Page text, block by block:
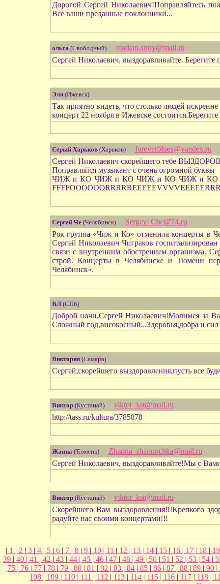
Дорогой Сергей Николаевич!Поправляйтесь
Все ваши преданные поклонники...
ольга(Свободный)
madam.stroy@mail.ru
Сергей Николаевич, выздоравливайте. Берегите
Эля(Ижевск)
Так приятно видеть, что столько людей
концерт 22 ноября в Ижевске
Серый Харьков(Харьков)
foreverblues@yandex.ru
Сергей Николаевич скорейшего тебе
Поправляйся музыкант с очень огромной буквы
ЧИЖ и КО ЧИЖ и КО ЧИЖ и КО ЧИЖ и
Сергей Че(Челябинск)
Sergey_Che@74.ru
Рок-группа «Чиж и Ко» отменила концерты в
Сергей Николаевич Чиграков
связи с внутренним обострением организма.
строй. Концерты в Челябинске и Тюмени
Челябинск».
ВЛ(СПб)
Доброй ночи,Сергей Николаевич!Молимся за
Сложный год,високосный...Здоровья,добра и
Виктория(Самара)
Сергей,скорейшего выздоровления,пусть все
Виктор(Кустанай)
viktor_kst@mail.ru
http://tass.ru/kultura/3785878
Жанна(Тюмень)
Zhanna_zhаnnochka@mail.ru
Сергей Николаевич, выздоравливайте!Мы с
Виктор(Кустанай)
viktor_kst@mail.ru
Скорейшего Вам выздоровления!!!Крепкого
радуйте нас своими концертами!!!
| 1 | 2 | 3 | 4 | 5 | 6 | 7 | 8 | 9 | 10 | 11 | 12 | 13 | 14 | 15 | 16 | 17 | 18 |
39 | 40 | 41 | 42 | 43 | 44 | 45 | 46 | 47 | 48 | 49 | 50 | 51 | 52 | 53 | 54 |
75 | 76 | 77 | 78 | 79 | 80 | 81 | 82 | 83 | 84 | 85 | 86 | 87 | 88 | 89 | 90 |
108 | 109 | 110 | 111 | 112 | 113 | 114 | 115 | 116 | 117 | 118 |